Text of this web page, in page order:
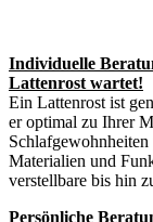
Individuelle
Lattenrost wartet!
Ein Lattenrost ist
er optimal zu Ihrer
Materialien und
verstellbare bis hin
Persönliche